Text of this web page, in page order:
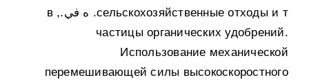
сельскохозяйственные отходы и т. ه في.,в
частицы органических удобрений.
Использование механической
перемешивающей силы высокоскоростного